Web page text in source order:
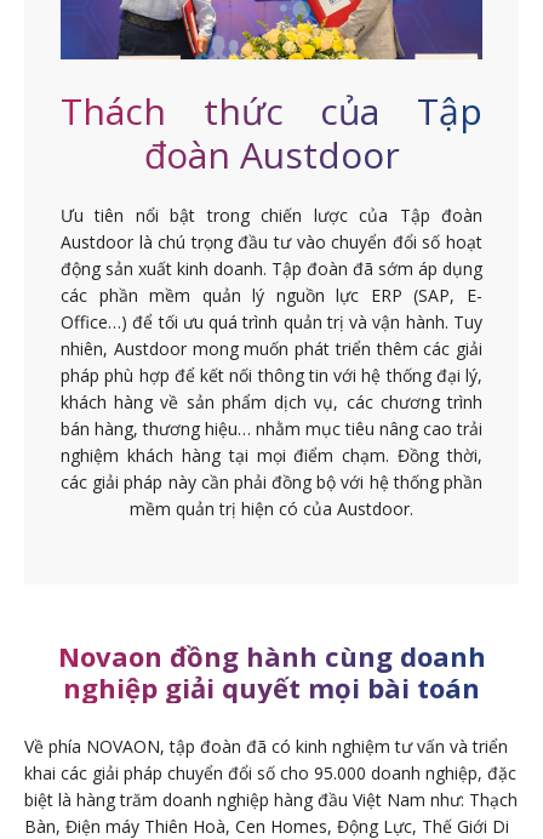
Thách thức của Tập
đoàn Austdoor
Ưu tiên nổi bật trong chiến lược của Tập đoàn
Austdoor là chú trọng đầu tư vào chuyển đổi số hoạt
động sản xuất kinh doanh. Tập đoàn đã sớm áp dụng
các phần mềm quản lý nguồn lực ERP (SAP, E-
Office…) để tối ưu quá trình quản trị và vận hành. Tuy
nhiên, Austdoor mong muốn phát triển thêm các giải
pháp phù hợp để kết nối thông tin với hệ thống đại lý,
khách hàng về sản phẩm dịch vụ, các chương trình
bán hàng, thương hiệu… nhằm mục tiêu nâng cao trải
nghiệm khách hàng tại mọi điểm chạm. Đồng thời,
các giải pháp này cần phải đồng bộ với hệ thống phần
mềm quản trị hiện có của Austdoor.
Novaon đồng hành cùng doanh
nghiệp giải quyết mọi bài toán
Về phía NOVAON, tập đoàn đã có kinh nghiệm tư vấn và triển
khai các giải pháp chuyển đổi số cho 95.000 doanh nghiệp, đặc
biệt là hàng trăm doanh nghiệp hàng đầu Việt Nam như: Thạch
Bàn, Điện máy Thiên Hoà, Cen Homes, Động Lực, Thế Giới Di